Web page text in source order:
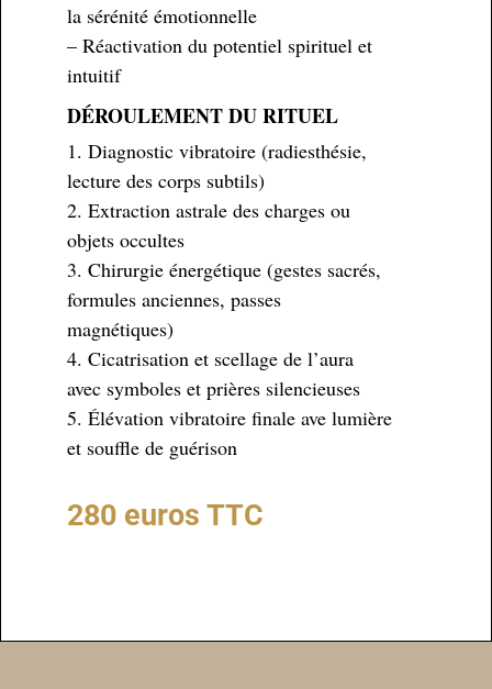
la sérénité émotionnelle
– Réactivation du potentiel spirituel et
intuitif
DÉROULEMENT DU RITUEL
1. Diagnostic vibratoire (radiesthésie,
lecture des corps subtils)
2. Extraction astrale des charges ou
objets occultes
3. Chirurgie énergétique (gestes sacrés,
formules anciennes, passes
magnétiques)
4. Cicatrisation et scellage de l’aura
avec symboles et prières silencieuses
5. Élévation vibratoire finale ave lumière
et souffle de guérison
280 euros TTC